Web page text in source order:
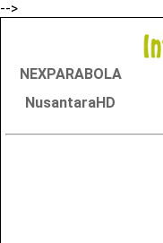
-->
NEXPARABOLA
NusantaraHD